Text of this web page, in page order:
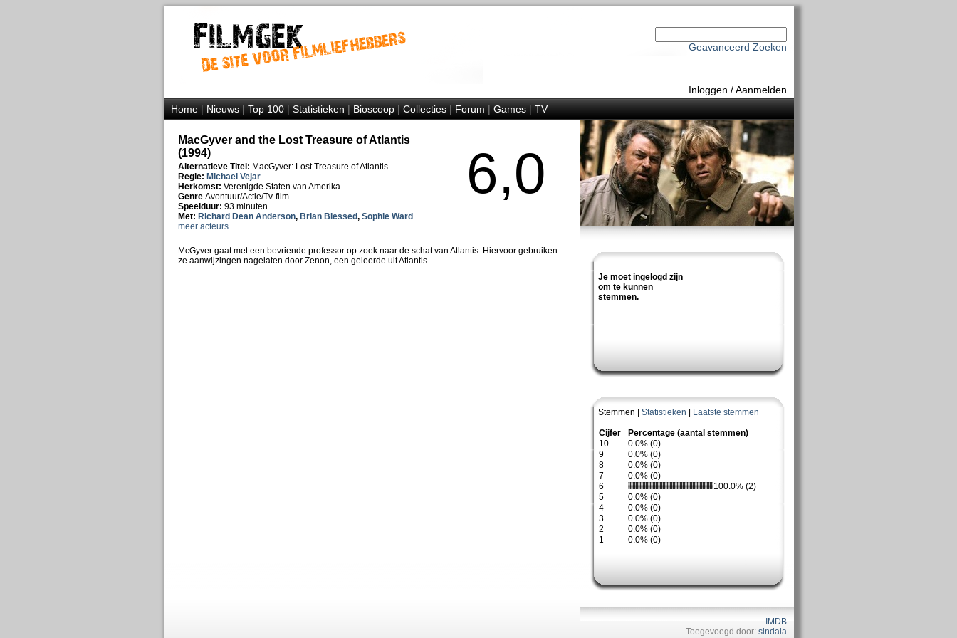
Geavanceerd Zoeken
Inloggen /Aanmelden
Home|Nieuws|Top 100|Statistieken|Bioscoop|Collecties|Forum|Games|TV
Je moet ingelogd zijn
om te kunnen
stemmen.
Stemmen | Statistieken Laatste stemmen
Cijfer
Percentage (aantal stemmen)
10
0.0% (0)
9
0.0% (0)
8
0.0% (0)
7
0.0% (0)
6
100.0% (2)
5
0.0% (0)
4
0.0% (0)
3
0.0% (0)
2
0.0% (0)
1
0.0% (0)
IMDB
Toegevoegd door: sindala
MacGyver and the Lost Treasure of Atlantis
(1994)
Alternatieve Titel: MacGyver: Lost Treasure of Atlantis
Regie: Michael Vejar
Herkomst: Verenigde Staten van Amerika
Genre Avontuur/Actie/Tv-film
Speelduur: 93 minuten
Met: Richard Dean Anderson, Brian Blessed, Sophie Ward
meer acteurs
6,0
McGyver gaat met een bevriende professor op zoek naar de schat van Atlantis. Hiervoor gebruiken
ze aanwijzingen nagelaten door Zenon, een geleerde uit Atlantis.